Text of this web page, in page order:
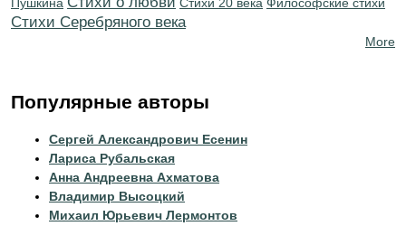
Cтихи Серебряного века
More
Популярные авторы
Сергей Александрович Есенин
Лариса Рубальская
Анна Андреевна Ахматова
Владимир Высоцкий
Михаил Юрьевич Лермонтов